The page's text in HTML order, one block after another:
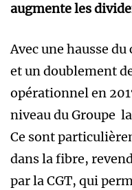
augmente les
Avec une hausse
et un doublement
opérationnel en
niveau du Groupe
Ce sont
dans la fibre,
par la CGT, qui